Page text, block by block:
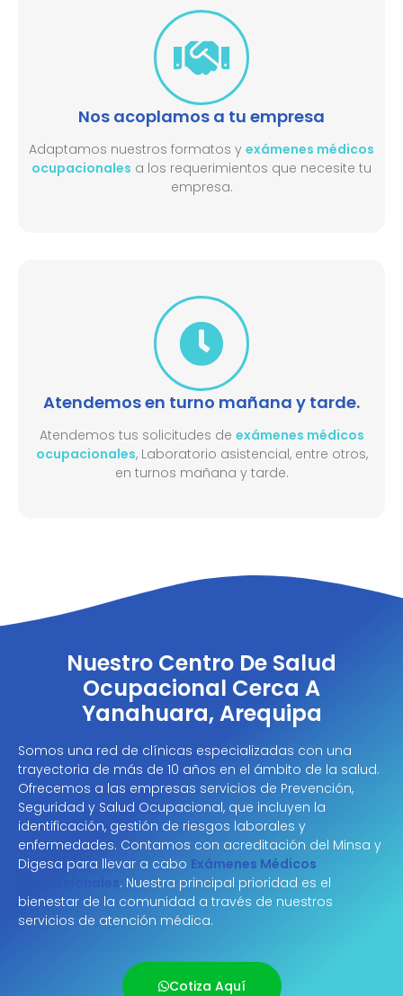
Nos acoplamos a tu empresa
Adaptamos nuestros formatos y exámenes médicos
ocupacionales a los requerimientos que necesite tu
empresa.
Atendemos en turno mañana y tarde.
Atendemos tus solicitudes de exámenes médicos
ocupacionales, Laboratorio asistencial, entre otros,
en turnos mañana y tarde.​
Nuestro Centro De Salud
Ocupacional Cerca A
Yanahuara, Arequipa
Somos una red de clínicas especializadas con una
trayectoria de más de 10 años en el ámbito de la salud.
Ofrecemos a las empresas servicios de Prevención,
Seguridad y Salud Ocupacional, que incluyen la
identificación, gestión de riesgos laborales y
enfermedades. Contamos con acreditación del Minsa y
Digesa para llevar a cabo Exámenes Médicos
. Nuestra principal prioridad es el
bienestar de la comunidad a través de nuestros
servicios de atención médica.
Cotiza Aquí